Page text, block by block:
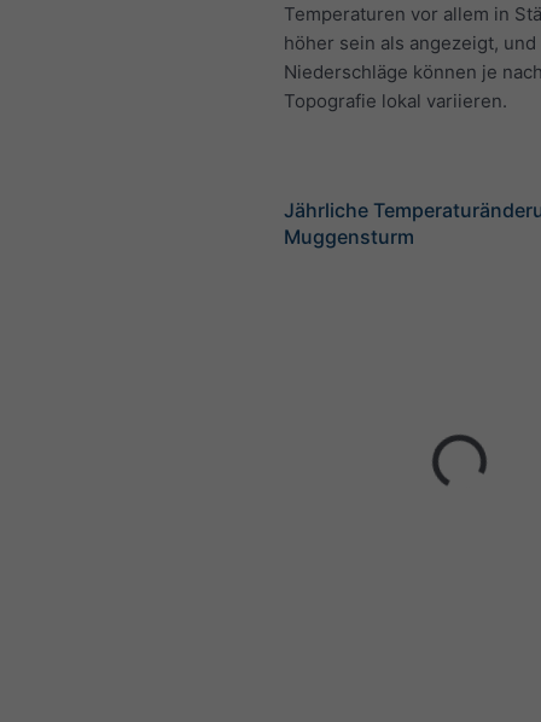
Temperaturen vor allem in
höher sein als angezeigt, und
Niederschläge können je
Topografie lokal variieren.
Jährliche
Muggensturm